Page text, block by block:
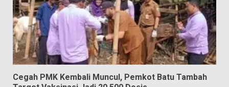
Cegah PMK Kembali Muncul, Pemkot Batu Tambah